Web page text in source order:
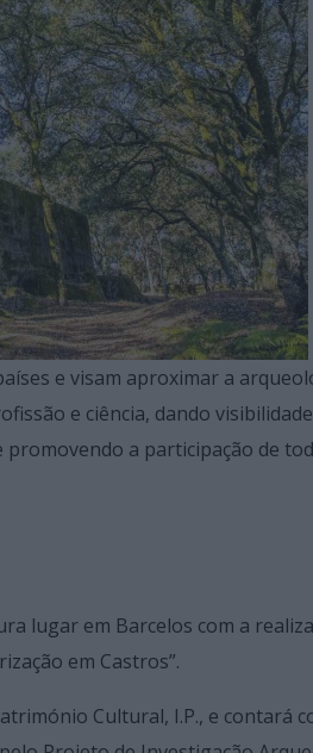
e visam aproximar a
e ciência, dando
a participação de
lugar em Barcelos com a
em Castros”.
Cultural, I.P., e contará